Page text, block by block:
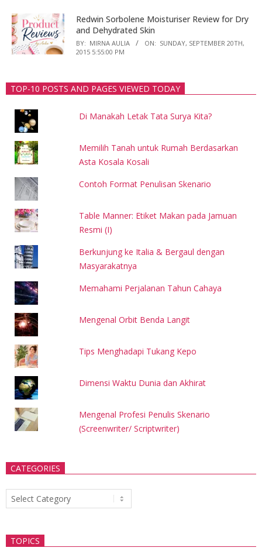
Redwin Sorbolene Moisturiser Review for Dry
and Dehydrated Skin
BY: MIRNA AULIA ON: SUNDAY, SEPTEMBER 20TH,
2015 5:55:00 PM
TOP-10 POSTS AND PAGES VIEWED TODAY
Di Manakah Letak Tata Surya Kita?
Memilih Tanah untuk Rumah Berdasarkan
Asta Kosala Kosali
Contoh Format Penulisan Skenario
Table Manner: Etiket Makan pada Jamuan
Resmi (I)
Berkunjung ke Italia & Bergaul dengan
Masyarakatnya
Memahami Perjalanan Tahun Cahaya
Mengenal Orbit Benda Langit
Tips Menghadapi Tukang Kepo
Dimensi Waktu Dunia dan Akhirat
Mengenal Profesi Penulis Skenario
(Screenwriter/ Scriptwriter)
CATEGORIES
Categories
TOPICS